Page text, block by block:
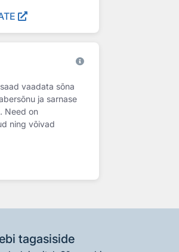
vaadata sõna
ja sarnase
Need on
ning võivad
tagasiside